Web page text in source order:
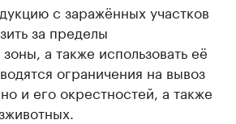
с заражённых участков
за пределы
а также использовать её
ограничения на вывоз
и его окрестностей, а также